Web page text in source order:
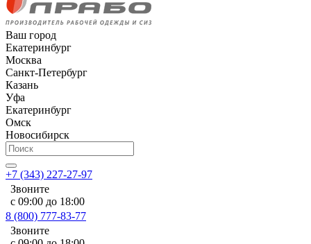
Ваш город
Екатеринбург
Москва
Санкт-Петербург
Казань
Уфа
Екатеринбург
Омск
Новосибирск
+7 (343) 227-27-97
Звоните
с 09:00 до 18:00
8 (800) 777-83-77
Звоните